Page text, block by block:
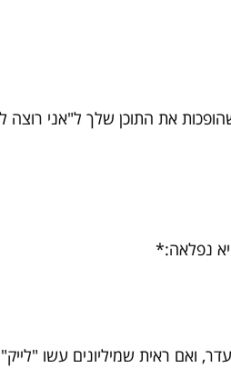
את התוכן שלך ל"אני
נפלאה:*
ואם ראית שמיליונים עשו